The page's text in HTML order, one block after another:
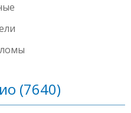
(7640)